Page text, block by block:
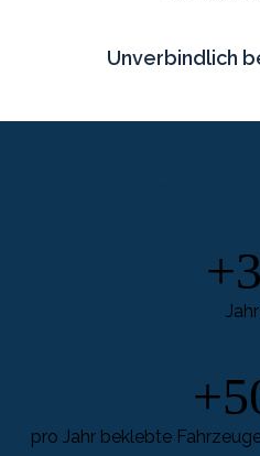
Unverbindlich
pro Jahr beklebte